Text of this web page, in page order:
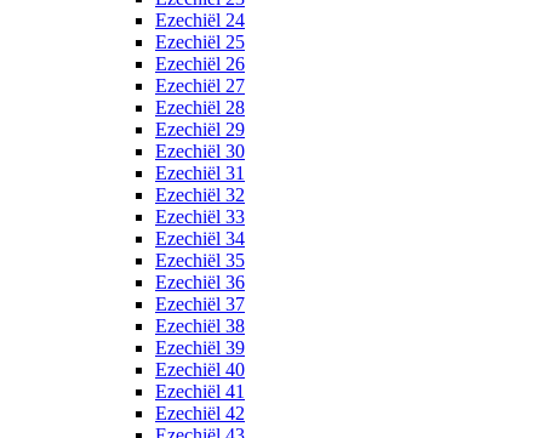
Ezechiël 24
Ezechiël 25
Ezechiël 26
Ezechiël 27
Ezechiël 28
Ezechiël 29
Ezechiël 30
Ezechiël 31
Ezechiël 32
Ezechiël 33
Ezechiël 34
Ezechiël 35
Ezechiël 36
Ezechiël 37
Ezechiël 38
Ezechiël 39
Ezechiël 40
Ezechiël 41
Ezechiël 42